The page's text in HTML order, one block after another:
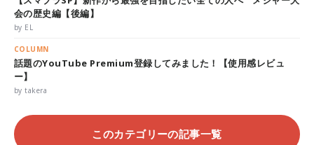
会の歴史編【後編】
by EL
COLUMN
話題のYouTube Premium登録してみました！【使用感レビュ
ー】
by takera
このカテゴリーの記事一覧